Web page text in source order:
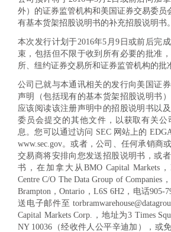
外）的证券监管机构和美国证券交易委员
有基本货架招股说明书的补充招股说明书。
本次发行计划于2016年5月9日或前后完
束，包括但不限于收到所有必要的批准
所、纽约证券交易所和证券监管机构的批
公司已就与本通讯相关的发行向美国证
声明（包括现有的基本货架招股说明书
应该阅读该注册声明中的招股说明书以
委员会提交的其他文件，以获取有关
息。您可以通过访问 SEC 网站上的
www.sec.gov。或者，公司、任何承销商
交易商将安排向您发送招股说明书，或
书，在加拿大从BMO Capital Markets，
Centre C/O The Data Group of Companies
Brampton，Ontario，L6S 6H2，电话905-
送电子邮件至
Capital Markets Corp.，地址为3 Times
NY 10036（经收件人公平辛迪加），或